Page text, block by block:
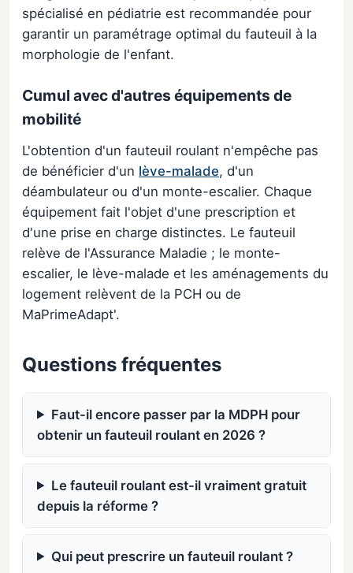
spécialisé en pédiatrie est recommandée pour
garantir un paramétrage optimal du fauteuil à la
morphologie de l'enfant.
Cumul avec d'autres équipements de
mobilité
L'obtention d'un fauteuil roulant n'empêche pas
de bénéficier d'un lève-malade, d'un
déambulateur ou d'un monte-escalier. Chaque
équipement fait l'objet d'une prescription et
d'une prise en charge distinctes. Le fauteuil
relève de l'Assurance Maladie ; le monte-
escalier, le lève-malade et les aménagements du
logement relèvent de la PCH ou de
MaPrimeAdapt'.
Questions fréquentes
Faut-il encore passer par la MDPH pour
obtenir un fauteuil roulant en 2026 ?
Le fauteuil roulant est-il vraiment gratuit
depuis la réforme ?
Qui peut prescrire un fauteuil roulant ?